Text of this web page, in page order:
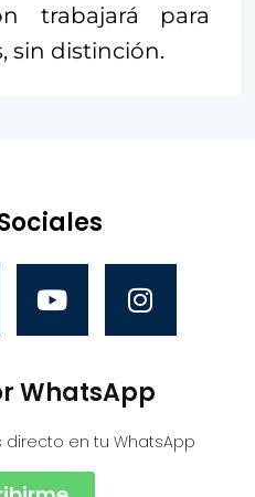
trabajará para
sin distinción.
WhatsApp
en tu WhatsApp